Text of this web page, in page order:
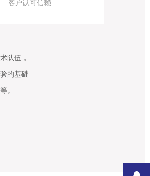
客户认可信赖
队伍，
的基础
。